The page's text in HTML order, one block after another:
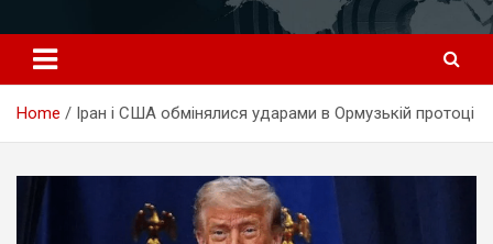
к
содержимому
Home Іран і США обмінялися ударами в Ормузькій протоці